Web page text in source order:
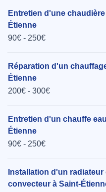
Entretien d'une
Étienne
90€ - 250€
Réparation d'un
Étienne
200€ - 300€
Entretien d'un chauffe
Étienne
90€ - 250€
Installation d'un radiateur
convecteur à Saint-